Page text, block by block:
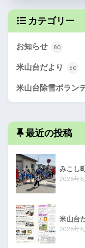
カテゴリー
お知らせ 80
米山台だより 50
米山台除雪ボラン
最近の投稿
みこし
2026年6
米山台
2026年6